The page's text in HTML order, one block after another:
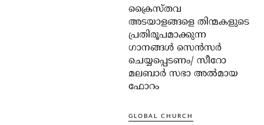
ക്രൈസ്തവ
അടയാളങ്ങളെ തിന്മകളുടെ
പ്രതിരൂപമാക്കുന്ന
ഗാനങ്ങൾ സെൻസർ
ചെയ്യപ്പെടണം/ സീറോ
മലബാർ സഭാ അൽമായ
ഫോറം
GLOBAL CHURCH